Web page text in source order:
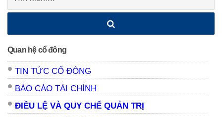
Quan hệ cổ đông
TIN TỨC CỔ ĐÔNG
BÁO CÁO TÀI CHÍNH
ĐIỀU LỆ VÀ QUY CHẾ QUẢN TRỊ